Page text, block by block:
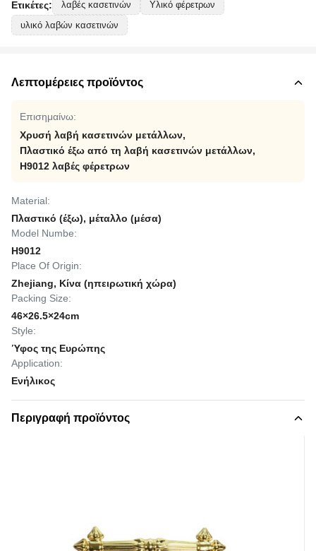
Ετικέτες: λαβές κασετινών
Υλικό φέρετρων
υλικό λαβών κασετινών
Λεπτομέρειες προϊόντος
Επισημαίνω:
Χρυσή λαβή κασετινών μετάλλων,
Πλαστικό έξω από τη λαβή κασετινών μετάλλων,
H9012 λαβές φέρετρων
Material:
Πλαστικό (έξω), μέταλλο (μέσα)
Model Numbe:
H9012
Place Of Origin:
Zhejiang, Κίνα (ηπειρωτική χώρα)
Packing Size:
46×26.5×24cm
Style:
Ύφος της Ευρώπης
Application:
Ενήλικος
Περιγραφή προϊόντος